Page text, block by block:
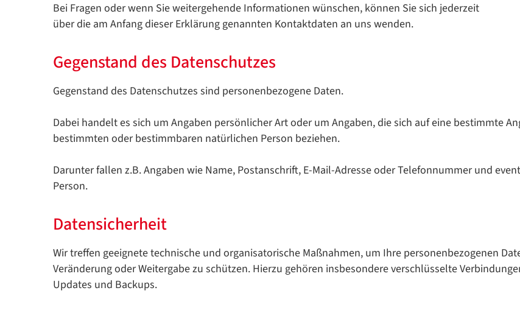
Bei Fragen oder wenn Sie weitergehende Informationen wünschen, können Sie sich jederzeit
über die am Anfang dieser Erklärung genannten Kontaktdaten an uns wenden.
Gegenstand des Datenschutzes
Gegenstand des Datenschutzes sind personenbezogene Daten.
Dabei handelt es sich um Angaben persönlicher Art oder um Angaben, die sich auf eine bestimmte
bestimmten oder bestimmbaren natürlichen Person beziehen.
Darunter fallen z.B. Angaben wie Name, Postanschrift, E-Mail-Adresse oder Telefonnummer und
Person.
Datensicherheit
Wir treffen geeignete technische und organisatorische Maßnahmen, um Ihre personenbezogenen
Veränderung oder Weitergabe zu schützen. Hierzu gehören insbesondere verschlüsselte
Updates und Backups.